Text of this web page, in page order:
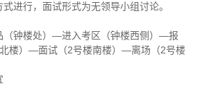
进行，面试形式为无领导小组讨论。
钟楼处）—进入考区（钟楼西侧）—报
楼）—面试（2号楼南楼）—离场（2号楼